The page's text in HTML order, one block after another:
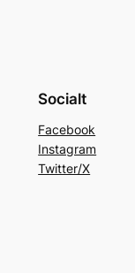
Socialt
Facebook
Instagram
Twitter/X